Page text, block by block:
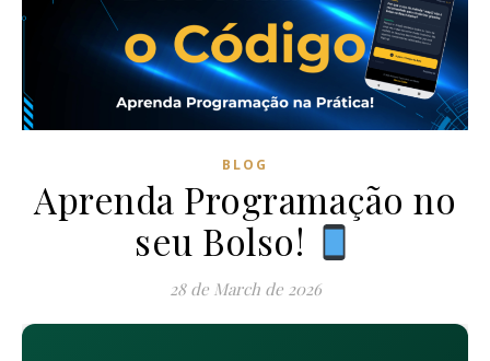
BLOG
Aprenda Programação no
seu Bolso!
28 de March de 2026